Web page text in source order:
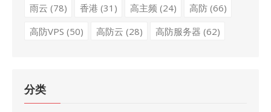
雨云 (78) 香港 (31) 高主频 (24) 高防(66)
高防VPS (50) 高防云 (28) 高防服务器 (62)
分类